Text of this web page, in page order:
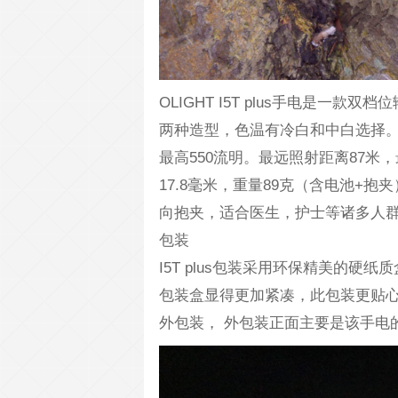
OLIGHT I5T plus手电是一款双档
两种造型，色温有冷白和中白选择
最高550流明。最远照射距离87米
17.8毫米，重量89克（含电池+抱
向抱夹，适合医生，护士等诸多人
包装
I5T plus包装采用环保精美的硬纸
包装盒显得更加紧凑，此包装更贴
外包装， 外包装正面主要是该手电